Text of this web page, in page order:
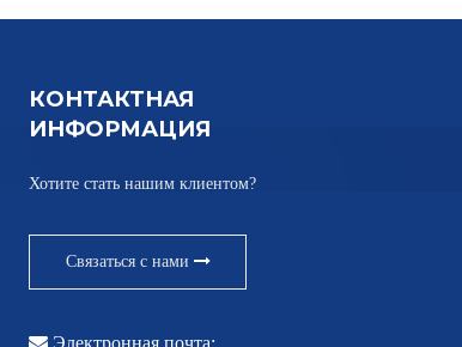
КОНТАКТНАЯ
ИНФОРМАЦИЯ
Хотите стать нашим клиентом?
Связаться с нами
 Электронная почта: